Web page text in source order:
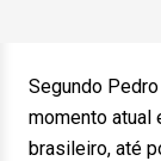
Segundo
momento atual
brasileiro, até